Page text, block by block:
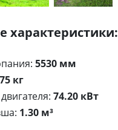
характеристики:
5530 мм
кг
74.20 кВт
1.30 м³